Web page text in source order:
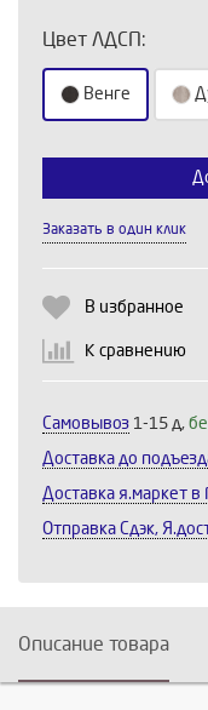
Цвет ЛДСП:
Венге
Заказать в один клик
В избранное
К сравнению
Самовывоз 1-15 д,
Доставка до
Доставка я.маркет в
Отправка Сдэк,
Описание товара